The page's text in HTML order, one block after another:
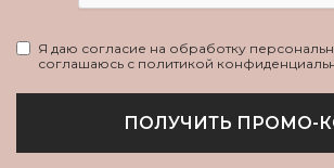
Я даю согласие на обработку
соглашаюсь с политикой
ПОЛУЧИТЬ